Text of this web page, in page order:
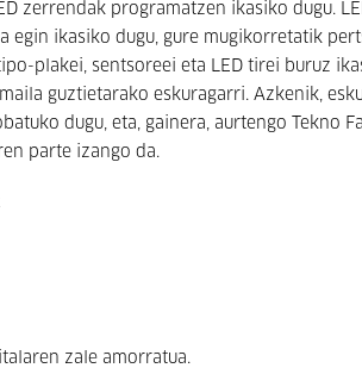
zerrendak programatzen ikasiko dugu.
egin ikasiko dugu, gure mugikorretatik
plakei, sentsoreei eta LED tirei buruz
guztietarako eskuragarri. Azkenik,
dugu, eta, gainera, aurtengo Tekno
parte izango da.
zale amorratua.